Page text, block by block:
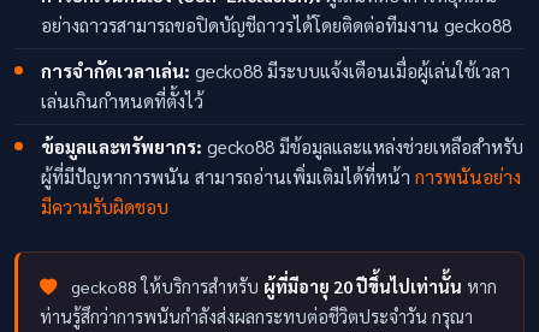
อย่างถาวรสามารถขอปิดบัญชีถาวรได้โดยติดต่อทีมงาน gecko88
การจำกัดเวลาเล่น: gecko88 มีระบบแจ้งเตือนเมื่อผู้เล่นใช้เวลา
เล่นเกินกำหนดที่ตั้งไว้
ข้อมูลและทรัพยากร: gecko88 มีข้อมูลและแหล่งช่วยเหลือสำหรับ
ผู้ที่มีปัญหาการพนัน สามารถอ่านเพิ่มเติมได้ที่หน้า การพนันอย่าง
มีความรับผิดชอบ
gecko88 ให้บริการสำหรับ ผู้ที่มีอายุ 20 ปีขึ้นไปเท่านั้น หาก
ท่านรู้สึกว่าการพนันกำลังส่งผลกระทบต่อชีวิตประจำวัน กรุณา